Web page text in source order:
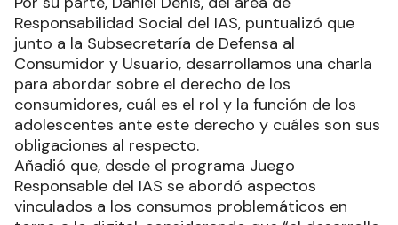
Responsabilidad Social del IAS, puntualizó que
junto a la Subsecretaría de Defensa al
Consumidor y Usuario, desarrollamos una charla
para abordar sobre el derecho de los
consumidores, cuál es el rol y la función de los
adolescentes ante este derecho y cuáles son sus
obligaciones al respecto.
Añadió que, desde el programa Juego
Responsable del IAS se abordó aspectos
vinculados a los consumos problemáticos en